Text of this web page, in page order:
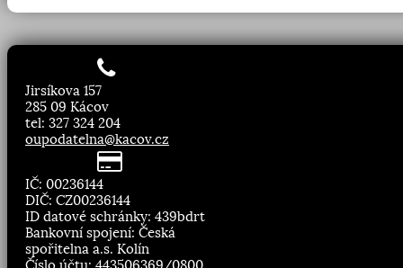
Jirsíkova 157
285 09 Kácov
tel: 327 324 204
oupodatelna@kacov.cz
IČ: 00236144
DIČ: CZ00236144
ID datové schránky: 439bdrt
Bankovní spojení: Česká
spořitelna a.s. Kolín